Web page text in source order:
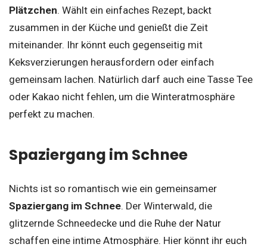
Plätzchen. Wählt ein einfaches Rezept, backt
zusammen in der Küche und genießt die Zeit
miteinander. Ihr könnt euch gegenseitig mit
Keksverzierungen herausfordern oder einfach
gemeinsam lachen. Natürlich darf auch eine Tasse Tee
oder Kakao nicht fehlen, um die Winteratmosphäre
perfekt zu machen.
Spaziergang im Schnee
Nichts ist so romantisch wie ein gemeinsamer
Spaziergang im Schnee. Der Winterwald, die
glitzernde Schneedecke und die Ruhe der Natur
schaffen eine intime Atmosphäre. Hier könnt ihr euch